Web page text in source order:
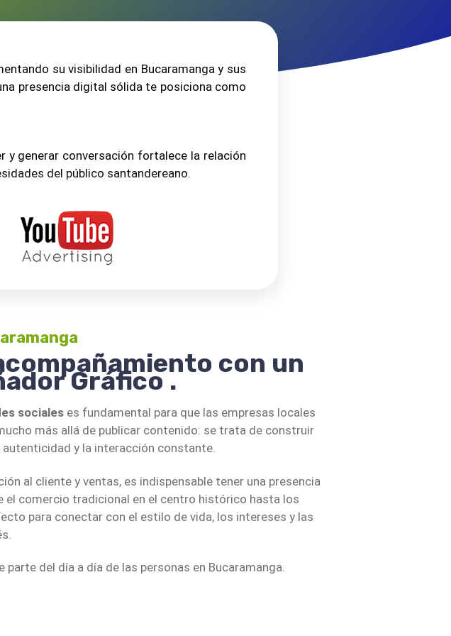
Cada pieza de contenido se diseña para conectar
de alta calidad y llamados a la acción claros.
Utilizamos formatos como carruseles,
anuncios en historias y formularios de generación
activa y gestión de comunidad
respondemos de forma ágil los mensajes,
menciones, fortaleciendo el vínculo entre la marca y su
y optimización
como Meta Business Suite, Metricool, Google
plataformas para medir resultados. Evaluamos qué
cada KPI. Con base en esto, optimizamos campañas
estrategia constantemente.
sociales no funciona en aislamiento. Por eso lo
otras áreas clave: SEO local en Bucaramanga,
marketing, pauta en Google Ads y estrategias de
un ecosistema digital coherente que
su visibilidad en Bucaramanga y sus
presencia digital sólida te posiciona como
y generar conversación fortalece la relación
del público santandereano.
convertir seguidores en compradores.
que incrementan la conversión, tanto en
más activa. Estos datos son fundamentales
profesional de redes sociales te
de consumo digital.
con un
Gráfico .
sociales es fundamental para que las empresas locales
más allá de publicar contenido: se trata de construir
autenticidad y la interacción constante.
al cliente y ventas, es indispensable tener una presencia
el comercio tradicional en el centro histórico hasta los
para conectar con el estilo de vida, los intereses y las
del día a día de las personas en Bucaramanga.